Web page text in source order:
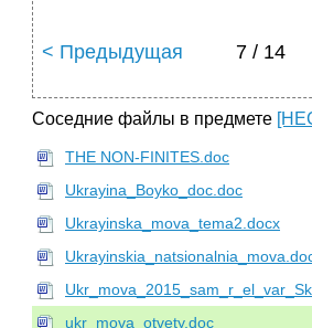
< Предыдущая 7 / 14
Соседние файлы в предмете
TНЕ NON-FINITES.doc
Ukrayina_Boyko_doc.doc
Ukrayinska_mova_tema2.docx
ukr_mova_otvety.doc